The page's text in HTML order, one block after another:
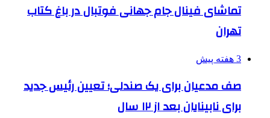
تماشای فینال جام جهانی فوتبال در باغ کتاب
تهران
3 هفته پیش
صف مدعیان برای یک صندلی؛ تعیین رئیس جدید
برای نابینایان بعد از ۱۲ سال